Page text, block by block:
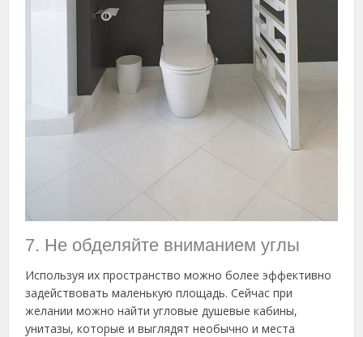
7. Не обделяйте вниманием углы
Используя их пространство можно более эффективно
задействовать маленькую площадь. Сейчас при
желании можно найти угловые душевые кабины,
унитазы, которые и выглядят необычно и места